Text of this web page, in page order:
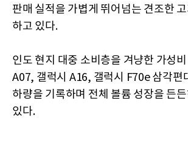
판매 실적을 가볍게 뛰어넘는 견조한
하고 있다.
인도 현지 대중 소비층을 겨냥한 가성비
A07, 갤럭시 A16, 갤럭시 F70e 삼각편
하량을 기록하며 전체 볼륨 성장을 든
있다.